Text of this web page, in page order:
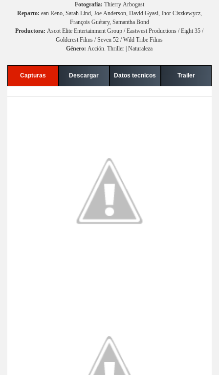
Fotografía: Thierry Arbogast
Reparto: ean Reno, Sarah Lind, Joe Anderson, David Gyasi, Ihor Ciszkewycz,
François Guétary, Samantha Bond
Productora: Ascot Elite Entertainment Group / Eastwest Productions / Eight 35 /
Goldcrest Films / Seven 52 / Wild Tribe Films
Género: Acción. Thriller | Naturaleza
Capturas Descargar Datos tecnicos Trailer